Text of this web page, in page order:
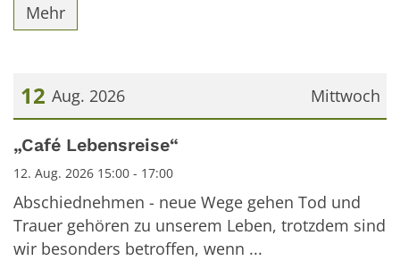
Mehr
Mittwoch
12 Aug. 2026
Datum: 12. August 2026
„Café Lebensreise“
12. Aug. 2026 15:00 - 17:00
Abschiednehmen - neue Wege gehen Tod und
Trauer gehören zu unserem Leben, trotzdem sind
wir besonders betroffen, wenn ...